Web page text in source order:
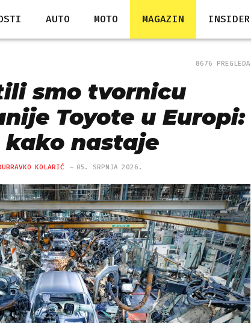
AUTO MOTO MAGAZIN INSIDER
8676 PREGLEDA
smo tvornicu
Toyote u Europi:
kako nastaje
KOLARIĆ 05. SRPNJA 2026.